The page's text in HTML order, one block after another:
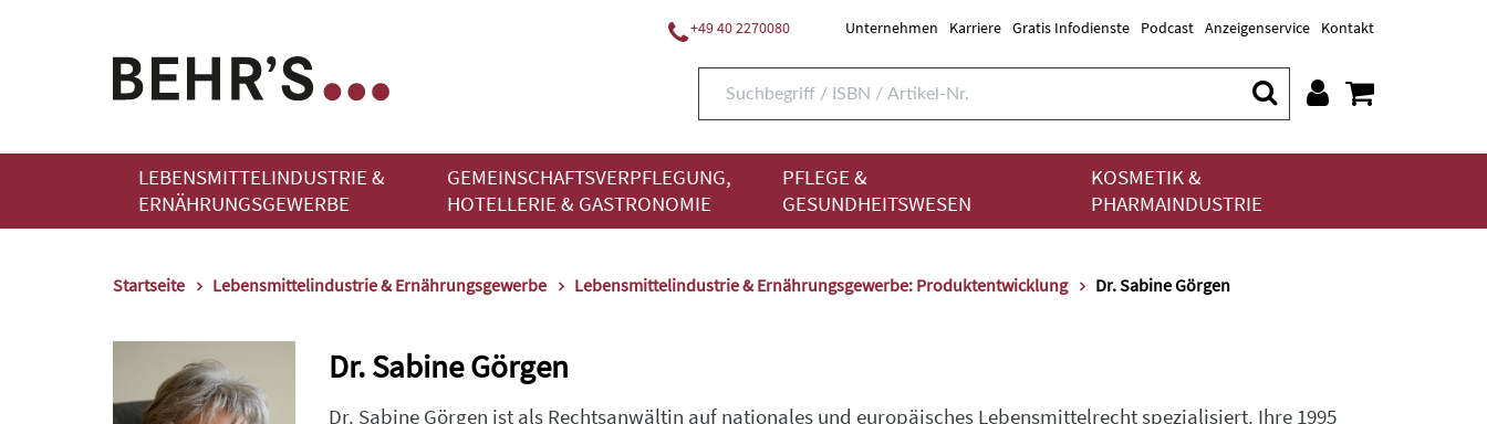
+49 40 2270080 Unternehmen Karriere Gratis Infodienste Podcast Anzeigenservice Kontakt
LEBENSMITTELINDUSTRIE &
ERNÄHRUNGSGEWERBE
GEMEINSCHAFTSVERPFLEGUNG,
HOTELLERIE & GASTRONOMIE
PFLEGE &
GESUNDHEITSWESEN
KOSMETIK &
PHARMAINDUSTRIE
Startseite Lebensmittelindustrie & Ernährungsgewerbe Lebensmittelindustrie & Ernährungsgewerbe: Produktentwicklung Dr. Sabine Görgen
Dr. Sabine Görgen
Dr. Sabine Görgen ist als Rechtsanwältin auf nationales und europäisches Lebensmittelrecht spezialisiert. Ihre 1995